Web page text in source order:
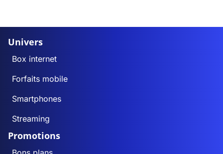
Univers
Box internet
Forfaits mobile
Smartphones
Streaming
Promotions